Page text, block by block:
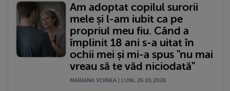
Am adoptat copilul surorii
mele și l-am iubit ca pe
propriul meu fiu. Când a
împlinit 18 ani s-a uitat în
ochii mei și mi-a spus "nu mai
vreau să te văd niciodată"
MARIANA VOINEA | LUNI, 26.01.2026